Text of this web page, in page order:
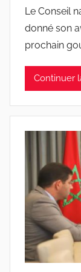
Le Conseil
donné son
prochain
Continuer